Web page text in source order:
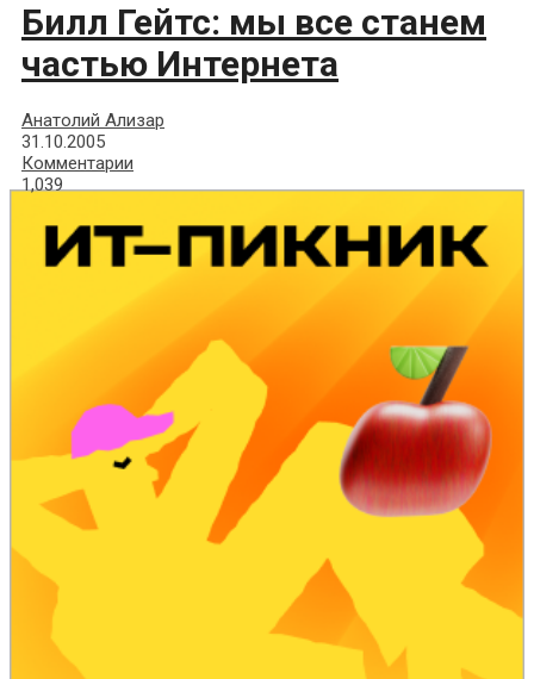
Билл Гейтс: мы все станем
частью Интернета
Анатолий Ализар
31.10.2005
Комментарии
1,039